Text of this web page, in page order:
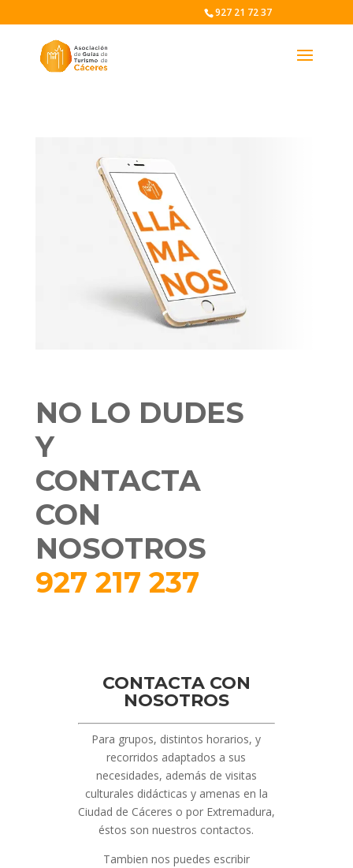
927 21 72 37
NO LO DUDES
Y
CONTACTA
CON
NOSOTROS
927 217 237
CONTACTA CON
NOSOTROS
Para grupos, distintos horarios, y
recorridos adaptados a sus
necesidades, además de visitas
culturales didácticas y amenas en la
Ciudad de Cáceres o por Extremadura,
éstos son nuestros contactos.
Tambien nos puedes escribir